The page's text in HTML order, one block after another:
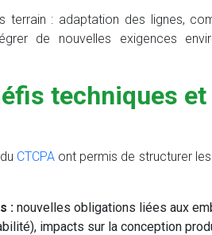
: adaptation des lignes,
de nouvelles exigences
techniques
CTCPA ont permis de structurer
: nouvelles obligations liées aux
impacts sur la conception